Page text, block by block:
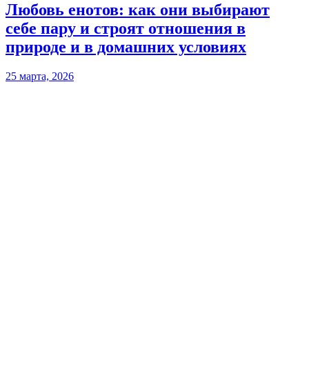
Любовь енотов: как они выбирают
себе пару и строят отношения в
природе и в домашних условиях
25 марта, 2026